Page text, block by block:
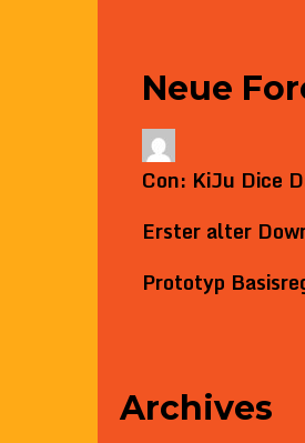
Neue
Con: KiJu Dice
Erster alter
Prototyp
Archives